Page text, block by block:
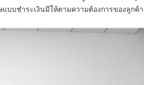
บบชำระเงินมีให้ตามความต้องการของลูกค้า